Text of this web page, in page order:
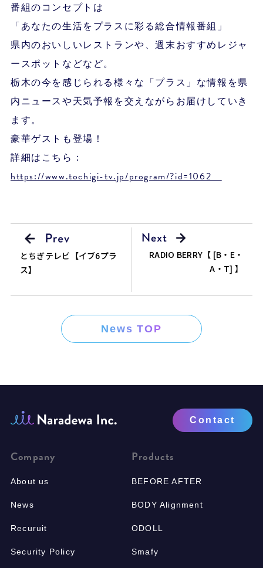
番組のコンセプトは
「あなたの生活をプラスに彩る総合情報番組」
県内のおいしいレストランや、週末おすすめレジャ
ースポットなどなど。
栃木の今を感じられる様々な「プラス」な情報を県
内ニュースや天気予報を交えながらお届けしていき
ます。
豪華ゲストも登場！
詳細はこちら：
https://www.tochigi-tv.jp/program/?id=1062
とちぎテレビ【イブ6プラ
ス】
RADIO BERRY【 [B・E・
A・T] 】
News TOP
Contact
Company
About us
News
Recuruit
Security Policy
Products
BEFORE AFTER
BODY Alignment
ODOLL
Smafy